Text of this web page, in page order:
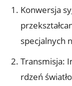
Konwersja
specjalnych
Transmisja:
rdzeń